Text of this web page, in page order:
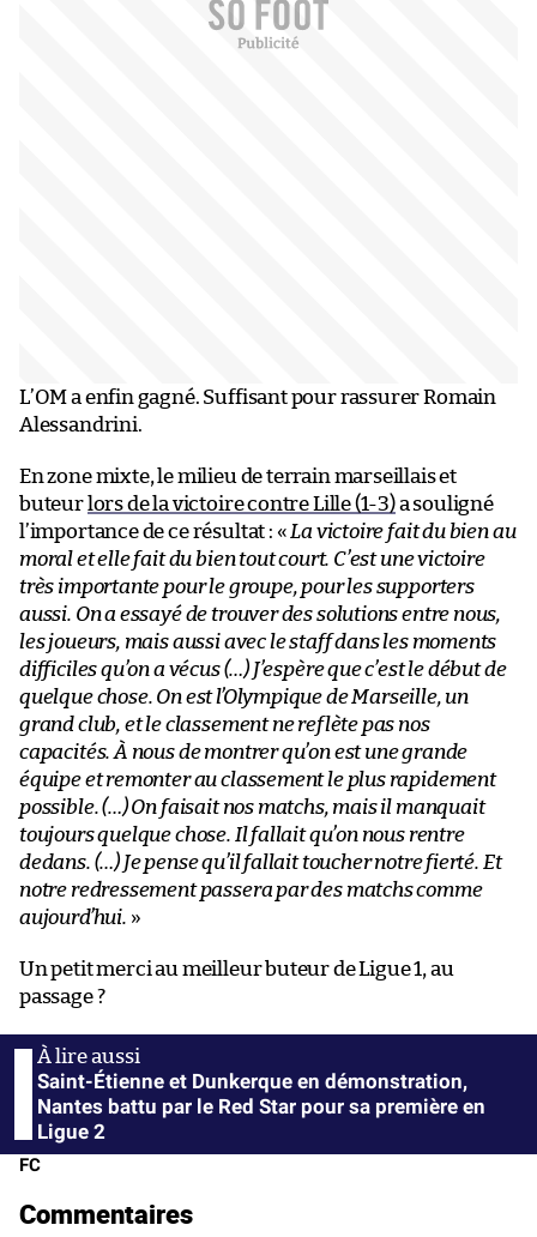
L’OM a enfin gagné. Suffisant pour rassurer Romain
Alessandrini.
En zone mixte, le milieu de terrain marseillais et
buteur lors de la victoire contre Lille (1-3)a souligné
l’importance de ce résultat : « La victoire fait du bien au
moral et elle fait du bien tout court. C’est une victoire
très importante pour le groupe, pour les supporters
aussi. On a essayé de trouver des solutions entre nous,
les joueurs, mais aussi avec le staff dans les moments
difficiles qu’on a vécus (…) J’espère que c’est le début de
quelque chose. On est l’Olympique de Marseille, un
grand club, et le classement ne reflète pas nos
capacités. À nous de montrer qu’on est une grande
équipe et remonter au classement le plus rapidement
possible. (…) On faisait nos matchs, mais il manquait
toujours quelque chose. Il fallait qu’on nous rentre
dedans. (…) Je pense qu’il fallait toucher notre fierté. Et
notre redressement passera par des matchs comme
aujourd’hui. »
Un petit merci au meilleur buteur de Ligue 1, au
passage ?
Saint-Étienne et Dunkerque en démonstration,
Nantes battu par le Red Star pour sa première en
Ligue 2
FC
Commentaires